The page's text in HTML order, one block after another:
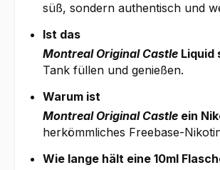
süß, sondern authentisch und
Ist das
Montreal Original Castle Liquid
Tank füllen und genießen.
Warum ist
Montreal Original Castle ein
herkömmliches Freebase-
Wie lange hält eine 10ml